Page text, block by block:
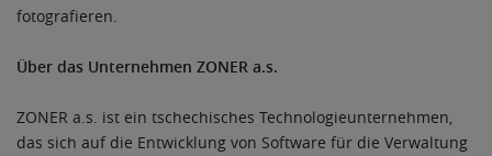
fotografieren.
Über das Unternehmen ZONER a.s.
ZONER a.s. ist ein tschechisches Technologieunternehmen,
das sich auf die Entwicklung von Software für die Verwaltung